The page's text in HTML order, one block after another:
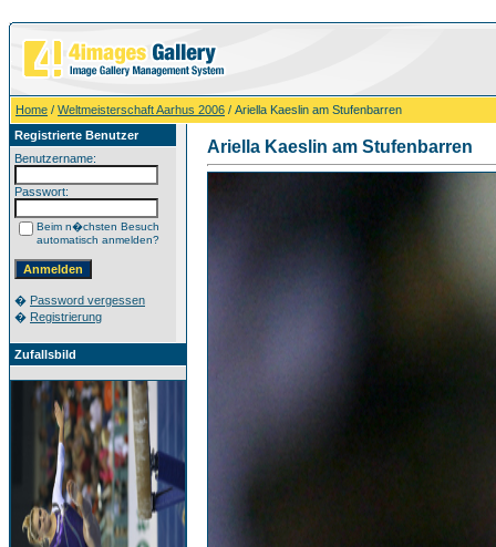
Home / Weltmeisterschaft Aarhus 2006 / Ariella Kaeslin am Stufenbarren
Registrierte Benutzer
Benutzername:
Passwort:
Beim n�chsten Besuch
automatisch anmelden?
� Password vergessen
� Registrierung
Zufallsbild
Ariella Kaeslin am Stufenbarren